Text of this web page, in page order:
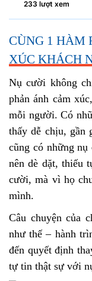
233 lượt xem
CÙNG 1 HÀM
XÚC KHÁCH
Nụ cười không
phản ánh cảm
mỗi người. Có
thấy dễ chịu, gần
cũng có những
nên dè dặt, thiếu
cười, mà vì họ
mình.
Câu chuyện của
như thế – hành
đến quyết định
tự tin thật sự với